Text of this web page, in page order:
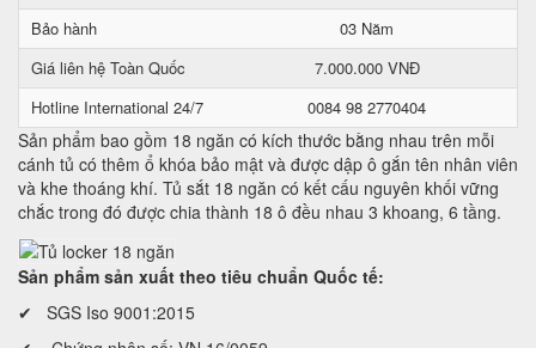
Bảo hành
03 Năm
Giá liên hệ Toàn Quốc
7.000.000 VNĐ
Hotline International 24/7
0084 98 2770404
Sản phẩm bao gồm 18 ngăn có kích thước bằng nhau trên mỗi
cánh tủ có thêm ổ khóa bảo mật và được dập ô gắn tên nhân viên
và khe thoáng khí. Tủ sắt 18 ngăn có kết cấu nguyên khối vững
chắc trong đó được chia thành 18 ô đều nhau 3 khoang, 6 tầng.
Sản phẩm sản xuất theo tiêu chuẩn Quốc tế:
✔ SGS Iso 9001:2015